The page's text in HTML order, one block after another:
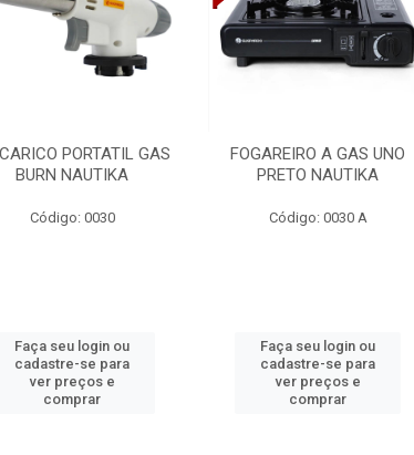
A GAS UNO
PRETO NAUTIKA
Código: 0030 A
Faça seu login ou
cadastre-se para
ver preços e
comprar
CANALETA 20X10X2M
C/DIVISORIA C/DUPLA FACE
Código: 4990
Faça seu login ou
cadastre-se para
ver preços e
comprar